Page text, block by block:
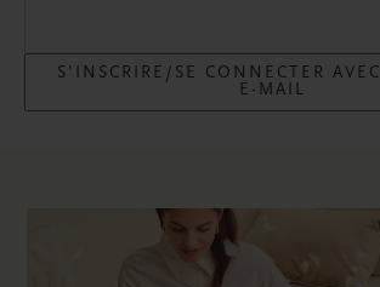
S’INSCRIRE/SE CONNECTER AVEC
E-MAIL